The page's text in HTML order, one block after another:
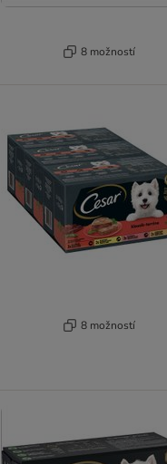
8 možností
8 možností